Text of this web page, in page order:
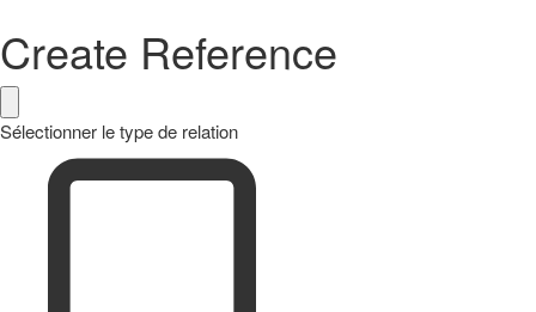
Create Reference
Sélectionner le type de relation